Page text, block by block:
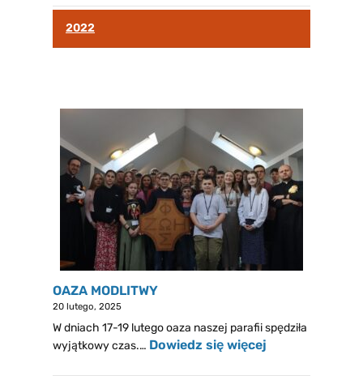
2022
OAZA MODLITWY
20 lutego, 2025
W dniach 17-19 lutego oaza naszej parafii spędziła
wyjątkowy czas.… Dowiedz się więcej